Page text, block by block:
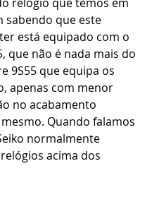
sabendo que este
está equipado com o
que não é nada mais do
9S55 que equipa os
apenas com menor
no acabamento
Quando falamos
normalmente
acima dos